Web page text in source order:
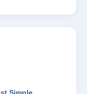
Simple